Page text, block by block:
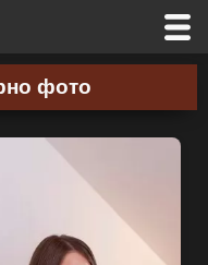
фото